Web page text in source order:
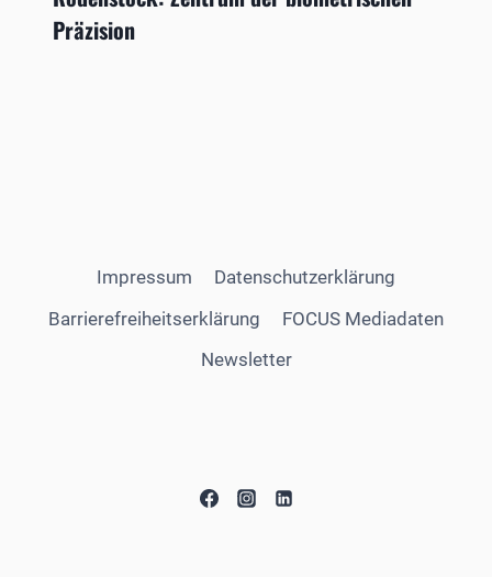
Präzision
Impressum
Datenschutzerklärung
Barrierefreiheitserklärung
FOCUS Mediadaten
Newsletter